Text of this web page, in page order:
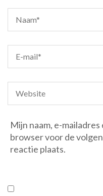
Mijn naam, e-
browser voor de
reactie plaats.